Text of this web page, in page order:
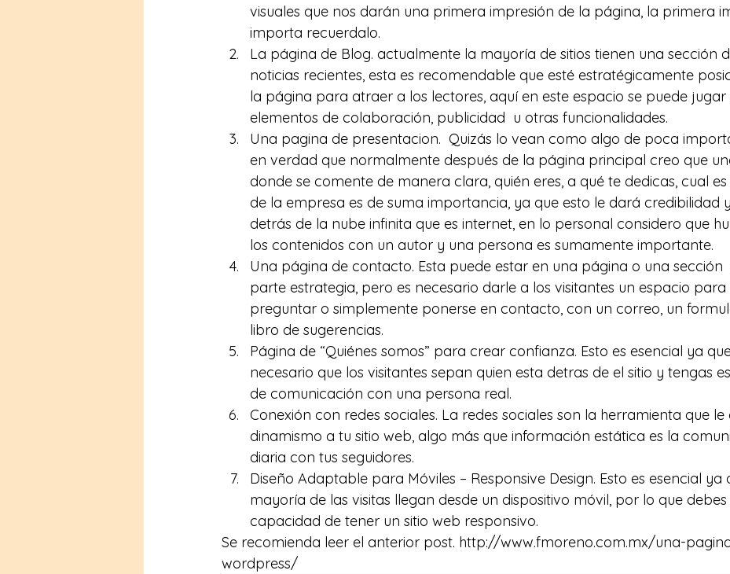
visuales que nos darán una primera impresión de la página, la primera
importa recuerdalo.
La página de Blog. actualmente la mayoría de sitios tienen una sección
noticias recientes, esta es recomendable que esté estratégicamente
la página para atraer a los lectores, aquí en este espacio se puede jugar
elementos de colaboración, publicidad  u otras funcionalidades.
Una pagina de presentacion.  Quizás lo vean como algo de poca
en verdad que normalmente después de la página principal creo que
donde se comente de manera clara, quién eres, a qué te dedicas, cual
de la empresa es de suma importancia, ya que esto le dará credibilidad
detrás de la nube infinita que es internet, en lo personal considero que
los contenidos con un autor y una persona es sumamente importante.
Una página de contacto. Esta puede estar en una página o una sección
parte estrategia, pero es necesario darle a los visitantes un espacio
preguntar o simplemente ponerse en contacto, con un correo, un
libro de sugerencias.
Página de “Quiénes somos” para crear confianza. Esto es esencial ya
necesario que los visitantes sepan quien esta detras de el sitio y tengas
de comunicación con una persona real.
Conexión con redes sociales. La redes sociales son la herramienta que le
dinamismo a tu sitio web, algo más que información estática es la
diaria con tus seguidores.
Diseño Adaptable para Móviles – Responsive Design. Esto es esencial ya
mayoría de las visitas llegan desde un dispositivo móvil, por lo que
capacidad de tener un sitio web responsivo.
Se recomienda leer el anterior post. http://www.fmoreno.com.mx/una-
wordpress/